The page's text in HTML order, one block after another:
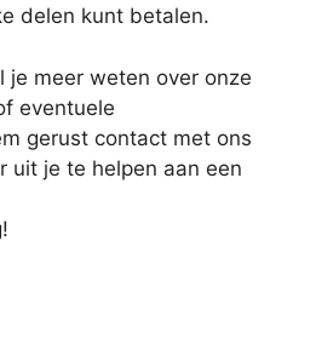
delen kunt betalen.
je meer weten over onze
eventuele
gerust contact met ons
uit je te helpen aan een